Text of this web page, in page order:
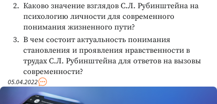
Каково значение взглядов С.Л. Рубинштейна на
психологию личности для современного
понимания жизненного пути?
В чем состоит актуальность понимания
становления и проявления нравственности в
трудах С.Л. Рубинштейна для ответов на вызовы
современности?
05.04.2022